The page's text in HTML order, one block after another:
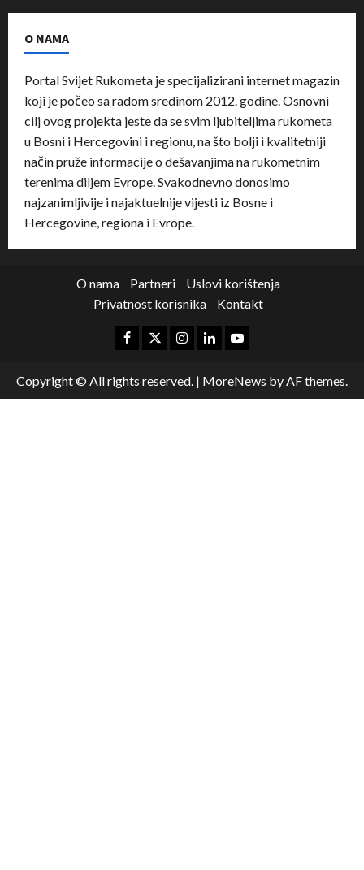
O NAMA
Portal Svijet Rukometa je specijalizirani internet magazin
koji je počeo sa radom sredinom 2012. godine. Osnovni
cilj ovog projekta jeste da se svim ljubiteljima rukometa
u Bosni i Hercegovini i regionu, na što bolji i kvalitetniji
način pruže informacije o dešavanjima na rukometnim
terenima diljem Evrope. Svakodnevno donosimo
najzanimljivije i najaktuelnije vijesti iz Bosne i
Hercegovine, regiona i Evrope.
O nama Partneri
Uslovi korištenja
Privatnost korisnika
Kontakt
Copyright © All rights reserved. | MoreNews by AF themes.